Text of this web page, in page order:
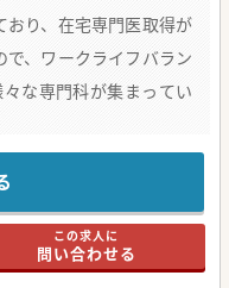
り、在宅専門医取得が
、ワークライフバラン
な専門科が集まってい
求人です。
めている姿勢が評価さ
す。
できます。
合せください
この求人に
問い合わせる